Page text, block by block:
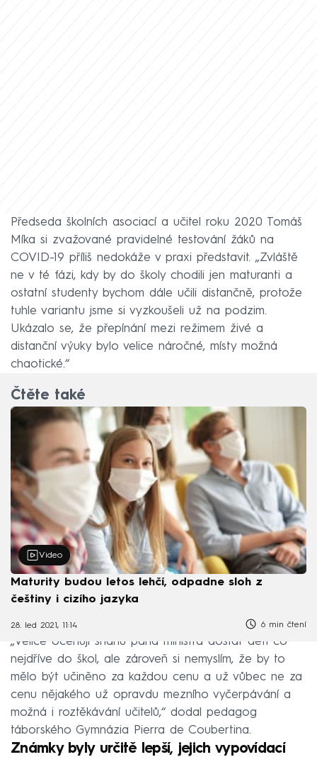
Předseda školních asociací a učitel roku 2020 Tomáš
Míka si zvažované pravidelné testování žáků na
COVID-19 příliš nedokáže v praxi představit. „Zvláště
ne v té fázi, kdy by do školy chodili jen maturanti a
ostatní studenty bychom dále učili distančně, protože
tuhle variantu jsme si vyzkoušeli už na podzim.
Ukázalo se, že přepínání mezi režimem živé a
distanční výuky bylo velice náročné, místy možná
chaotické.“
Čtěte také
Video
Maturity budou letos lehčí, odpadne sloh z
češtiny i cizího jazyka
28. led 2021, 11:14 6 min čtení
„Velice oceňuji snahu pana ministra dostat děti co
nejdříve do škol, ale zároveň si nemyslím, že by to
mělo být učiněno za každou cenu a už vůbec ne za
cenu nějakého už opravdu mezního vyčerpávání a
možná i roztěkávání učitelů,“ dodal pedagog
táborského Gymnázia Pierra de Coubertina.
Známky byly určitě lepší, jejich vypovídací